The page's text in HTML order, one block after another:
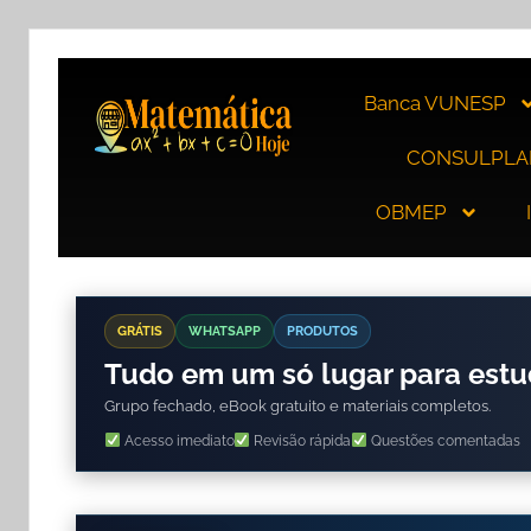
Banca VUNESP
OBMEP
GRÁTIS WHATSAPP PRODUTOS
Tudo em um só lugar para
Grupo fechado, eBook gratuito e materiais completos.
Acesso imediato Revisão rápida Questões comentadas